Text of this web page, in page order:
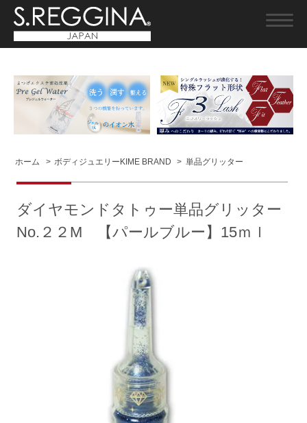
ホーム > ボディジュエリーKIME BRAND > 単品グリッター
ダイヤモンドタトゥー単品グリッター
No.２２M 【パールブルー】15ｍｌ